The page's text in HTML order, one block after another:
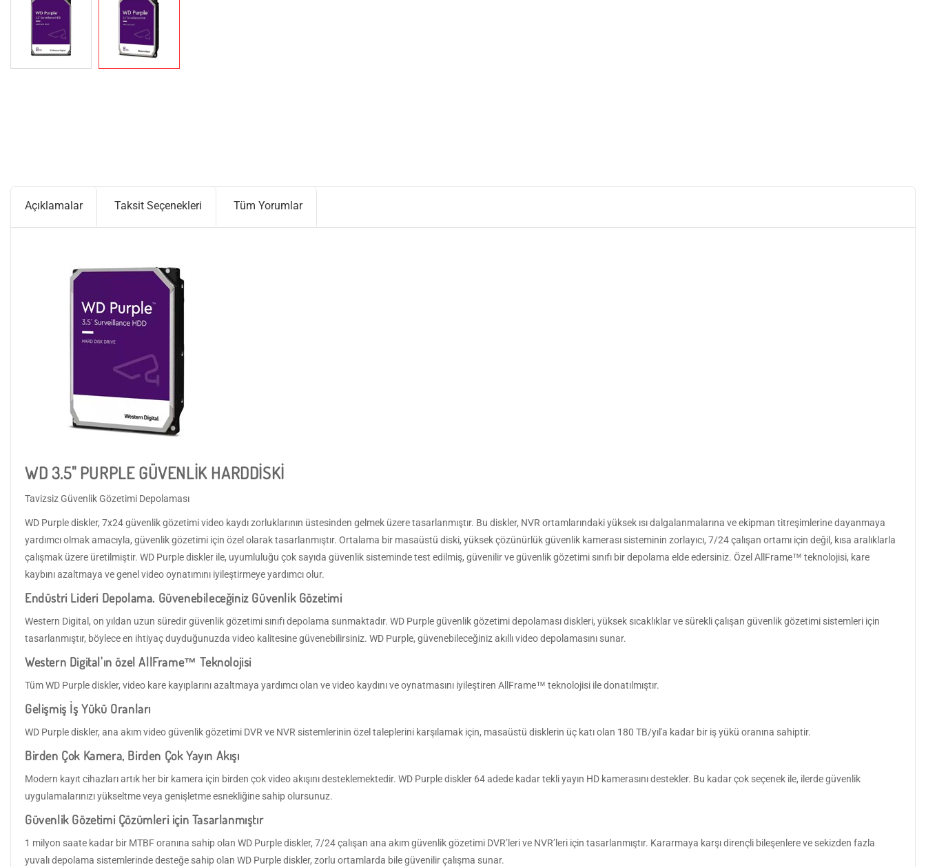
Açıklamalar Taksit Seçenekleri Tüm Yorumlar
WD 3.5" PURPLE GÜVENLİK HARDDİSKİ
Tavizsiz Güvenlik Gözetimi Depolaması
WD Purple diskler, 7x24 güvenlik gözetimi video kaydı zorluklarının üstesinden gelmek üzere tasarlanmıştır. Bu diskler, NVR ortamlarındaki yüksek ısı dalgalanmalarına ve ekipman titreşimlerine dayanmaya
yardımcı olmak amacıyla, güvenlik gözetimi için özel olarak tasarlanmıştır. Ortalama bir masaüstü diski, yüksek çözünürlük güvenlik kamerası sisteminin zorlayıcı, 7/24 çalışan ortamı için değil, kısa aralıklarla
çalışmak üzere üretilmiştir. WD Purple diskler ile, uyumluluğu çok sayıda güvenlik sisteminde test edilmiş, güvenilir ve güvenlik gözetimi sınıfı bir depolama elde edersiniz. Özel AllFrame™ teknolojisi, kare
kaybını azaltmaya ve genel video oynatımını iyileştirmeye yardımcı olur.
Endüstri Lideri Depolama. Güvenebileceğiniz Güvenlik Gözetimi
Western Digital, on yıldan uzun süredir güvenlik gözetimi sınıfı depolama sunmaktadır. WD Purple güvenlik gözetimi depolaması diskleri, yüksek sıcaklıklar ve sürekli çalışan güvenlik gözetimi sistemleri için
tasarlanmıştır, böylece en ihtiyaç duyduğunuzda video kalitesine güvenebilirsiniz. WD Purple, güvenebileceğiniz akıllı video depolamasını sunar.
Western Digital'ın özel AllFrame™ Teknolojisi
Tüm WD Purple diskler, video kare kayıplarını azaltmaya yardımcı olan ve video kaydını ve oynatmasını iyileştiren AllFrame™ teknolojisi ile donatılmıştır.
Gelişmiş İş Yükü Oranları
WD Purple diskler, ana akım video güvenlik gözetimi DVR ve NVR sistemlerinin özel taleplerini karşılamak için, masaüstü disklerin üç katı olan 180 TB/yıl'a kadar bir iş yükü oranına sahiptir.
Birden Çok Kamera, Birden Çok Yayın Akışı
Modern kayıt cihazları artık her bir kamera için birden çok video akışını desteklemektedir. WD Purple diskler 64 adede kadar tekli yayın HD kamerasını destekler. Bu kadar çok seçenek ile, ilerde güvenlik
uygulamalarınızı yükseltme veya genişletme esnekliğine sahip olursunuz.
Güvenlik Gözetimi Çözümleri için Tasarlanmıştır
1 milyon saate kadar bir MTBF oranına sahip olan WD Purple diskler, 7/24 çalışan ana akım güvenlik gözetimi DVR’leri ve NVR’leri için tasarlanmıştır. Kararmaya karşı dirençli bileşenlere ve sekizden fazla
yuvalı depolama sistemlerinde desteğe sahip olan WD Purple diskler, zorlu ortamlarda bile güvenilir çalışma sunar.